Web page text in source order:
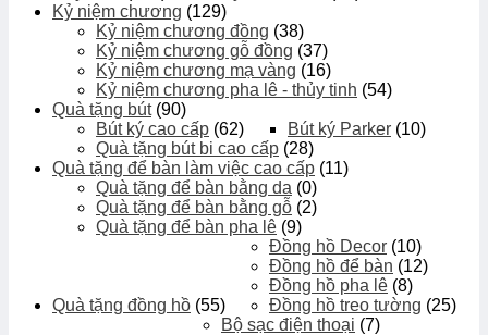
Kỷ niệm chương (129)
Kỷ niệm chương đồng (38)
Kỷ niệm chương gỗ đồng (37)
Kỷ niệm chương mạ vàng (16)
Kỷ niệm chương pha lê - thủy tinh (54)
Quà tặng bút (90)
Bút ký cao cấp (62) Bút ký Parker (10)
Quà tặng bút bi cao cấp (28)
Quà tặng để bàn làm việc cao cấp (11)
Quà tặng để bàn bằng da (0)
Quà tặng để bàn bằng gỗ (2)
Quà tặng để bàn pha lê (9)
Quà tặng đồng hồ (55)
Đồng hồ Decor (10)
Đồng hồ để bàn (12)
Đồng hồ pha lê (8)
Đồng hồ treo tường (25)
Bộ sạc điện thoại (7)